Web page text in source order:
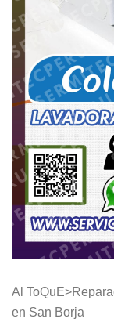
Al
en San Borja